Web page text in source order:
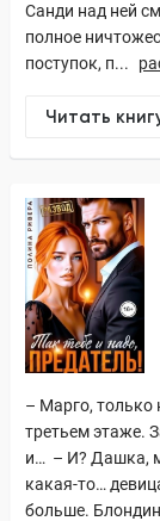
Санди над ней
полное
поступок, п...
Читать
– Марго, только
третьем этаже.
и… – И? Дашка,
какая-то…
больше.